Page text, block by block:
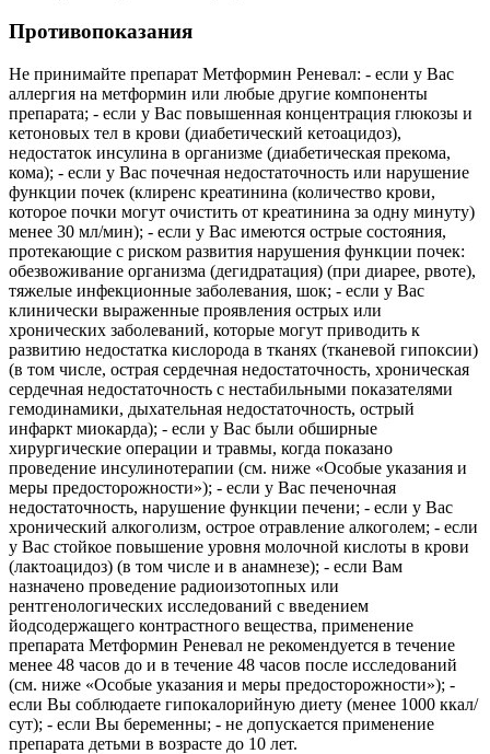
Противопоказания
Не принимайте препарат Метформин Реневал: - если у Вас
аллергия на метформин или любые другие компоненты
препарата; - если у Вас повышенная концентрация глюкозы и
кетоновых тел в крови (диабетический кетоацидоз),
недостаток инсулина в организме (диабетическая прекома,
кома); - если у Вас почечная недостаточность или нарушение
функции почек (клиренс креатинина (количество крови,
которое почки могут очистить от креатинина за одну минуту)
менее 30 мл/мин); - если у Вас имеются острые состояния,
протекающие с риском развития нарушения функции почек:
обезвоживание организма (дегидратация) (при диарее, рвоте),
тяжелые инфекционные заболевания, шок; - если у Вас
клинически выраженные проявления острых или
хронических заболеваний, которые могут приводить к
развитию недостатка кислорода в тканях (тканевой гипоксии)
(в том числе, острая сердечная недостаточность, хроническая
сердечная недостаточность с нестабильными показателями
гемодинамики, дыхательная недостаточность, острый
инфаркт миокарда); - если у Вас были обширные
хирургические операции и травмы, когда показано
проведение инсулинотерапии (см. ниже «Особые указания и
меры предосторожности»); - если у Вас печеночная
недостаточность, нарушение функции печени; - если у Вас
хронический алкоголизм, острое отравление алкоголем; - если
у Вас стойкое повышение уровня молочной кислоты в крови
(лактоацидоз) (в том числе и в анамнезе); - если Вам
назначено проведение радиоизотопных или
рентгенологических исследований с введением
йодсодержащего контрастного вещества, применение
препарата Метформин Реневал не рекомендуется в течение
менее 48 часов до и в течение 48 часов после исследований
(см. ниже «Особые указания и меры предосторожности»); -
если Вы соблюдаете гипокалорийную диету (менее 1000 ккал/
сут); - если Вы беременны; - не допускается применение
препарата детьми в возрасте до 10 лет.